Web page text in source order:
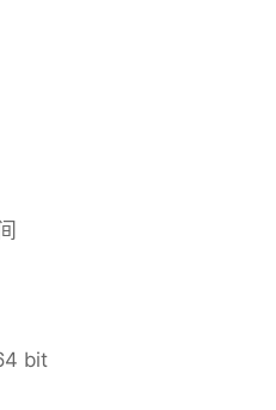
bit